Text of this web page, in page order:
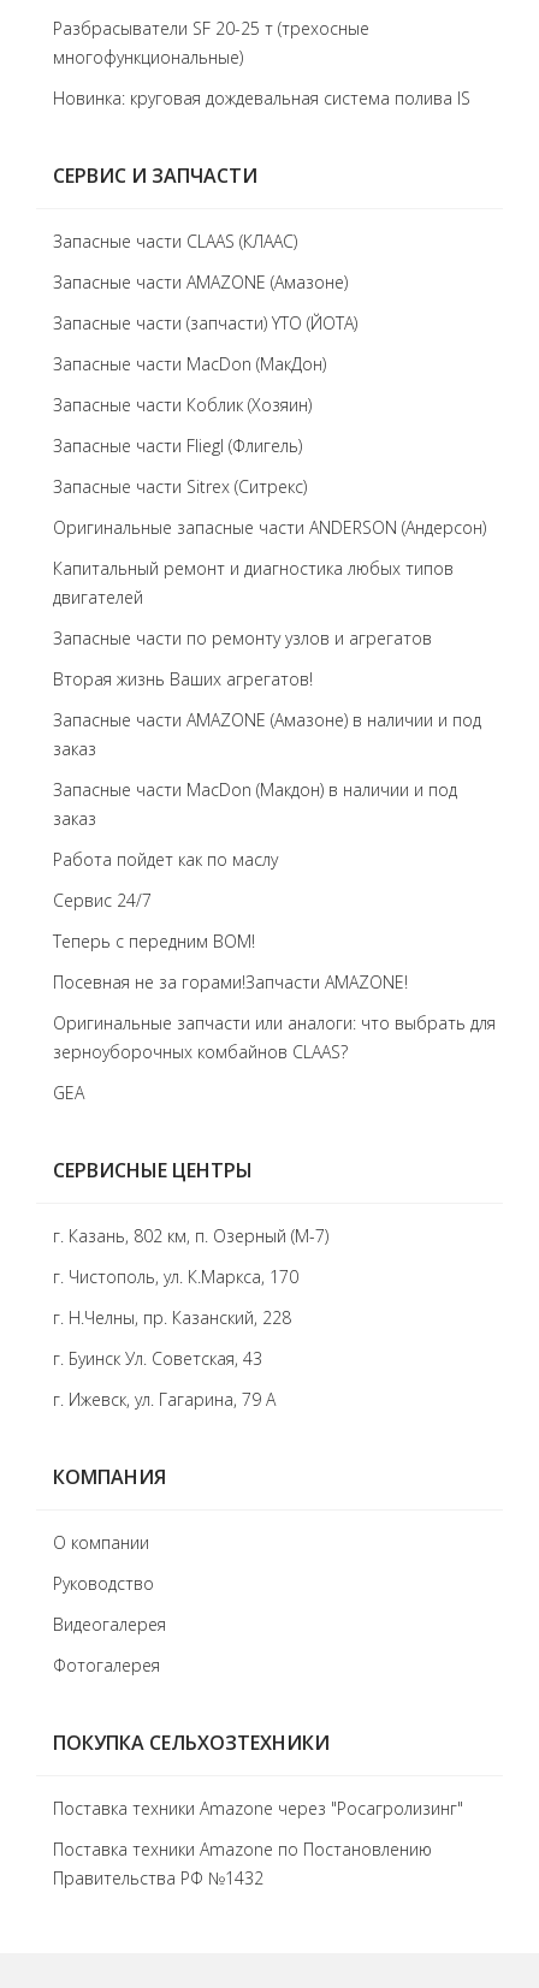
Разбрасыватели SF 20-25 т (трехосные
многофункциональные)
Новинка: круговая дождевальная система полива IS
СЕРВИС И ЗАПЧАСТИ
Запасные части CLAAS (КЛААС)
Запасные части AMAZONE (Амазоне)
Запасные части (запчасти) YTO (ЙОТА)
Запасные части MacDon (МакДон)
Запасные части Коблик (Хозяин)
Запасные части Fliegl (Флигель)
Запасные части Sitrex (Ситрекс)
Оригинальные запасные части ANDERSON (Андерсон)
Капитальный ремонт и диагностика любых типов
двигателей
Запасные части по ремонту узлов и агрегатов
Вторая жизнь Ваших агрегатов!
Запасные части AMAZONE (Амазоне) в наличии и под
заказ
Запасные части MacDon (Макдон) в наличии и под
заказ
Работа пойдет как по маслу
Сервис 24/7
Теперь с передним BOM!
Посевная не за горами!Запчасти AMAZONE!
Оригинальные запчасти или аналоги: что выбрать для
зерноуборочных комбайнов CLAAS?
GEA
СЕРВИСНЫЕ ЦЕНТРЫ
г. Казань, 802 км, п. Озерный (М-7)
г. Чистополь, ул. К.Маркса, 170
г. Н.Челны, пр. Казанский, 228
г. Буинск Ул. Советская, 43
г. Ижевск, ул. Гагарина, 79 А
КОМПАНИЯ
О компании
Руководство
Видеогалерея
Фотогалерея
ПОКУПКА СЕЛЬХОЗТЕХНИКИ
Поставка техники Amazone через "Росагролизинг"
Поставка техники Amazone по Постановлению
Правительства РФ №1432